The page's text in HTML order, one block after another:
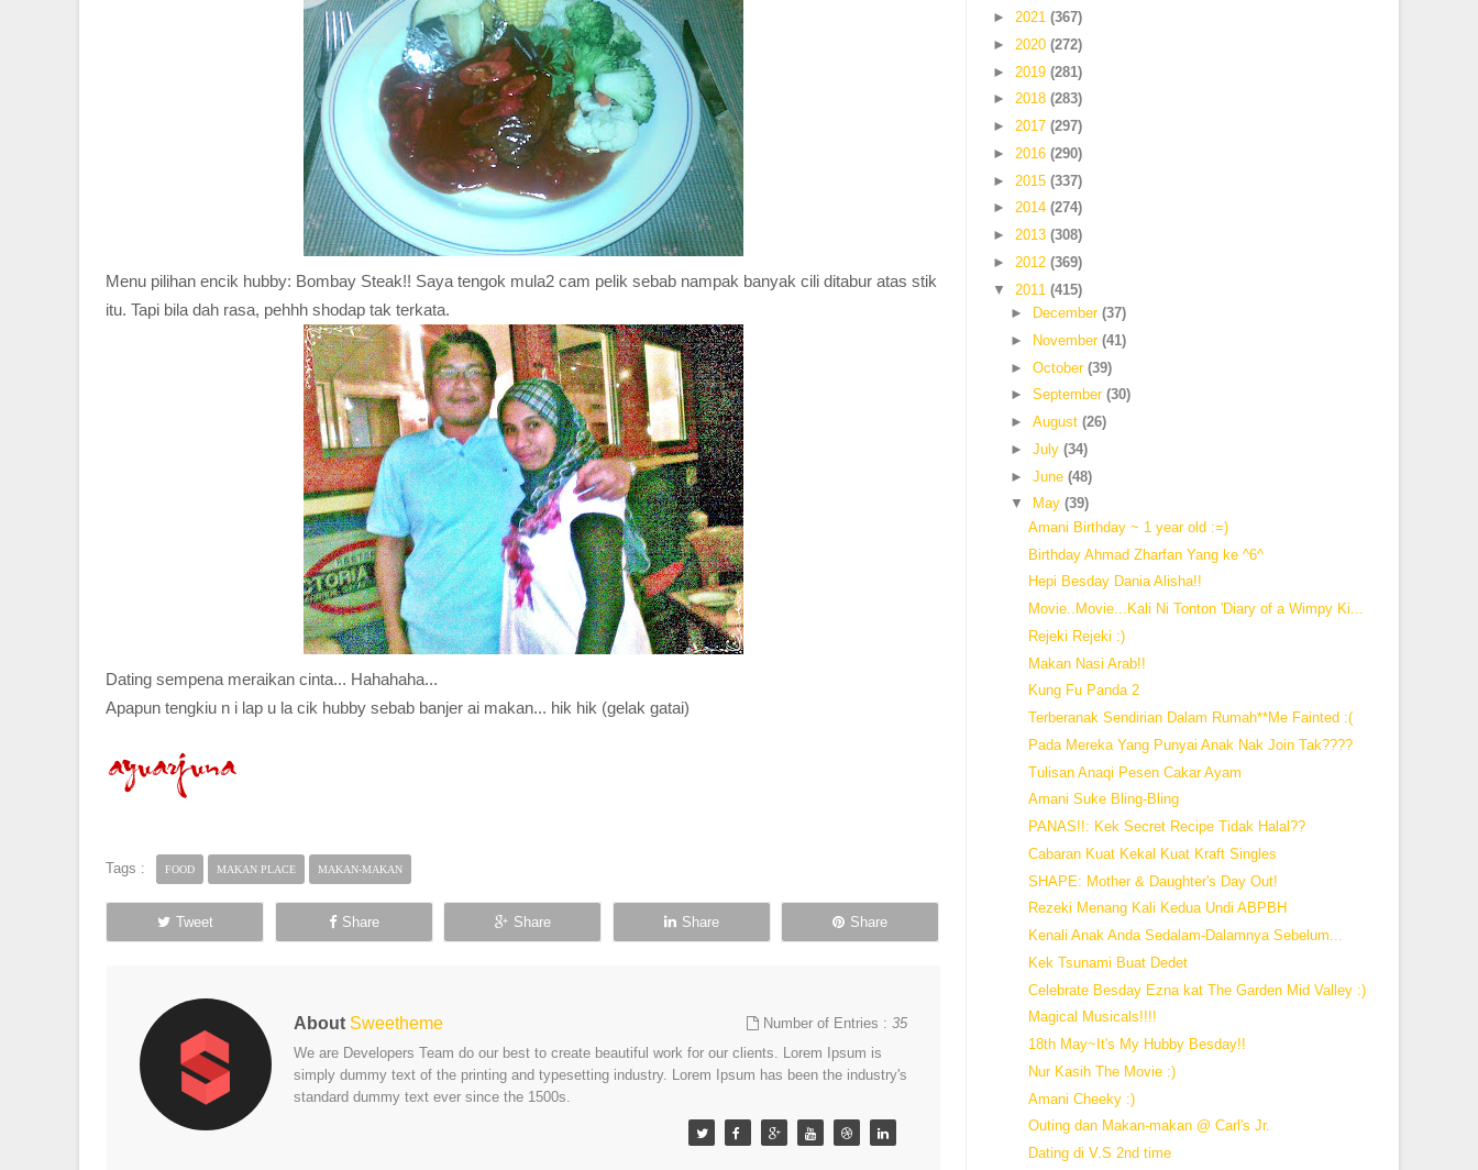
Menu pilihan encik hubby: Bombay Steak!! Saya tengok mula2 cam pelik sebab nampak banyak cili ditabur atas stik
itu. Tapi bila dah rasa, pehhh shodap tak terkata.
Dating sempena meraikan cinta... Hahahaha...
Apapun tengkiu n i lap u la cik hubby sebab banjer ai makan... hik hik (gelak gatai)
Tags : FOOD MAKAN PLACE MAKAN-MAKAN
Tweet Share Share Share Share
About Sweetheme Number of Entries :35
We are Developers Team do our best to create beautiful work for our clients. Lorem Ipsum is
simply dummy text of the printing and typesetting industry. Lorem Ipsum has been the industry's
standard dummy text ever since the 1500s.
►2021(367)
► 2020(272)
► 2019(281)
►2018(283)
►2017(297)
► 2016(290)
► 2015(337)
►2014(274)
►2013(308)
► 2012(369)
▼ 2011(415)
►
December (37)
►
November (41)
► October (39)
► September (30)
► August (26)
► July (34)
► June (48)
▼
May (39)
Amani Birthday ~ 1 year old :=)
Birthday Ahmad Zharfan Yang ke ^6^
Hepi Besday Dania Alisha!!
Movie..Movie...Kali Ni Tonton 'Diary of a Wimpy Ki...
Rejeki Rejeki :)
Makan Nasi Arab!!
Kung Fu Panda 2
Terberanak Sendirian Dalam Rumah**Me Fainted :(
Pada Mereka Yang Punyai Anak Nak Join Tak????
Tulisan Anaqi Pesen Cakar Ayam
Amani Suke Bling-Bling
PANAS!!: Kek Secret Recipe Tidak Halal??
Cabaran Kuat Kekal Kuat Kraft Singles
SHAPE: Mother & Daughter's Day Out!
Rezeki Menang Kali Kedua Undi ABPBH
Kenali Anak Anda Sedalam-Dalamnya Sebelum...
Kek Tsunami Buat Dedet
Celebrate Besday Ezna kat The Garden Mid Valley :)
Magical Musicals!!!!
18th May~It's My Hubby Besday!!
Nur Kasih The Movie :)
Amani Cheeky :)
Outing dan Makan-makan @ Carl's Jr.
Dating di V.S 2nd time